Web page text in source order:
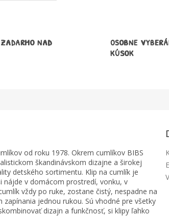
NAD
OSOBNE
KÚSOK
od roku 1978. Okrem cumlíkov BIBS
škandinávskom dizajne a širokej
detského sortimentu. Klip na cumlík je
nájde v domácom prostredí, vonku, v
vždy po ruke, zostane čistý, nespadne na
jednou rukou. Sú vhodné pre všetky
dizajn a funkčnosť, si klipy ľahko